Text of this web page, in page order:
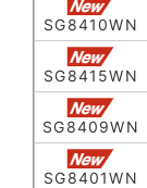
SG8410WN
SG8415WN
SG8409WN
SG8401WN